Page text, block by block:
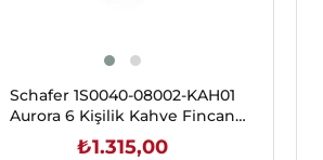
Schafer 1S0040-08002-KAH01
Aurora 6 Kişilik Kahve Fincan
Takımı 12 Parça-Kahve/Bej
₺1.315,00